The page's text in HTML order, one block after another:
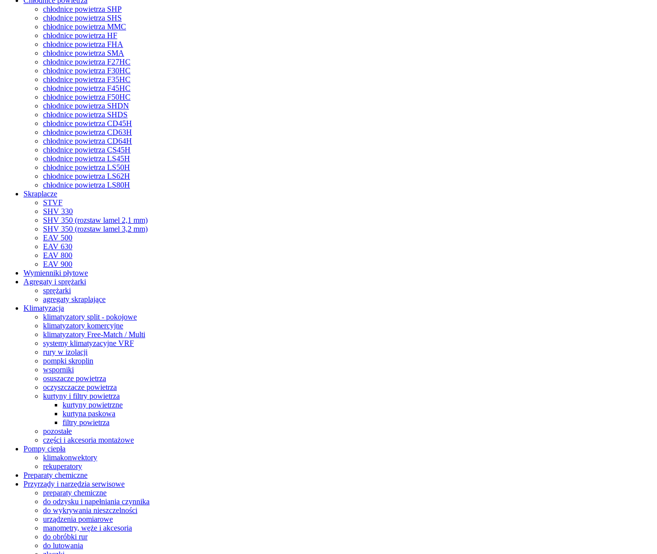
chłodnice powietrza SHP
chłodnice powietrza SHS
chłodnice powietrza MMC
chłodnice powietrza HF
chłodnice powietrza FHA
chłodnice powietrza SMA
chłodnice powietrza F27HC
chłodnice powietrza F30HC
chłodnice powietrza F35HC
chłodnice powietrza F45HC
chłodnice powietrza F50HC
chłodnice powietrza SHDN
chłodnice powietrza SHDS
chłodnice powietrza CD45H
chłodnice powietrza CD63H
chłodnice powietrza CD64H
chłodnice powietrza CS45H
chłodnice powietrza LS45H
chłodnice powietrza LS50H
chłodnice powietrza LS62H
chłodnice powietrza LS80H
Skraplacze
STVF
SHV 330
SHV 350 (rozstaw lamel 2,1 mm)
SHV 350 (rozstaw lamel 3,2 mm)
EAV 500
EAV 630
EAV 800
EAV 900
Wymienniki płytowe
Agregaty i sprężarki
sprężarki
agregaty skraplające
Klimatyzacja
klimatyzatory split - pokojowe
klimatyzatory komercyjne
klimatyzatory Free-Match / Multi
systemy klimatyzacyjne VRF
rury w izolacji
pompki skroplin
wsporniki
osuszacze powietrza
oczyszczacze powietrza
kurtyny i filtry powietrza
kurtyny powietrzne
kurtyna paskowa
filtry powietrza
pozostałe
części i akcesoria montażowe
Pompy ciepła
klimakonwektory
rekuperatory
Preparaty chemiczne
Przyrządy i narzędzia serwisowe
preparaty chemiczne
do odzysku i napełniania czynnika
do wykrywania nieszczelności
urządzenia pomiarowe
manometry, węże i akcesoria
do obróbki rur
do lutowania